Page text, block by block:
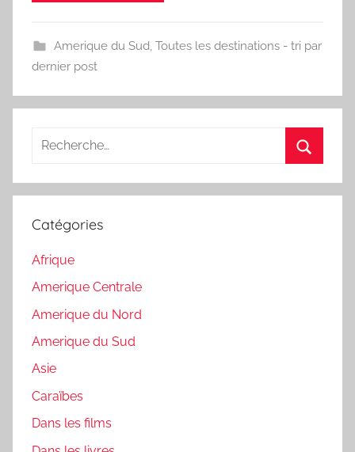
Amerique du Sud, Toutes les destinations - tri par
dernier post
Recherche
:
Catégories
Afrique
Amerique Centrale
Amerique du Nord
Amerique du Sud
Asie
Caraïbes
Dans les films